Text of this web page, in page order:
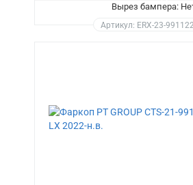
Вырез бампера:
Артикул: ERX-23-